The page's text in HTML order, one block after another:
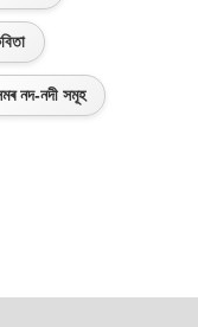
নদ-নদী সমূহ